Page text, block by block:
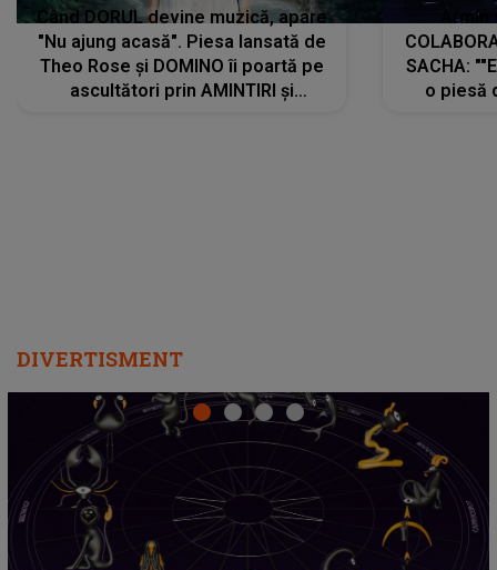
Când DORUL devine muzică, apare
"Nu ajung acasă". Piesa lansată de
Theo Rose și DOMINO îi poartă pe
ascultători prin AMINTIRI și
SACHA:
o piesă
DIVERTISMENT